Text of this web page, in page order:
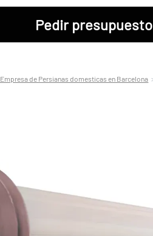
Pedir presupuesto
Empresa de Persianas domesticas en Barcelona